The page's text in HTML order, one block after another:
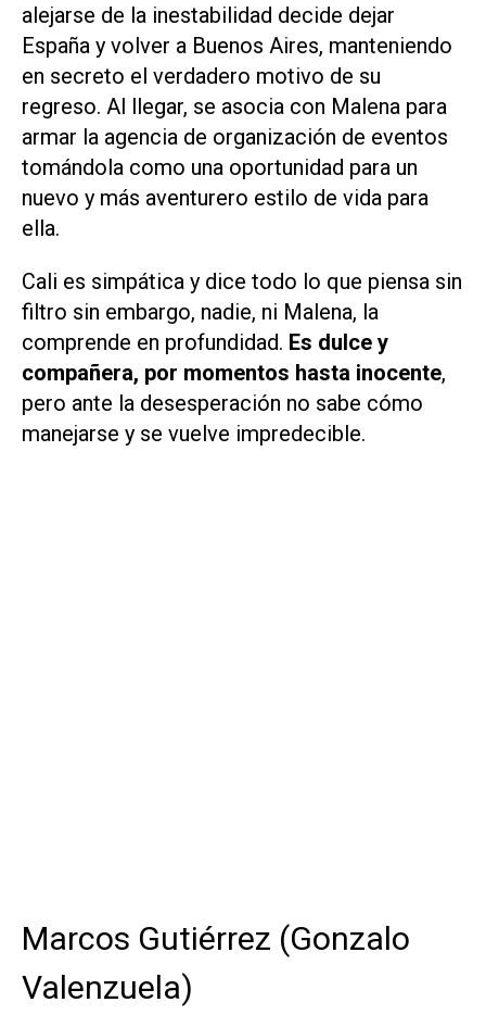
alejarse de la inestabilidad decide dejar
España y volver a Buenos Aires, manteniendo
en secreto el verdadero motivo de su
regreso. Al llegar, se asocia con Malena para
armar la agencia de organización de eventos
tomándola como una oportunidad para un
nuevo y más aventurero estilo de vida para
ella.
Cali es simpática y dice todo lo que piensa sin
filtro sin embargo, nadie, ni Malena, la
comprende en profundidad. Es dulce y
compañera, por momentos hasta inocente,
pero ante la desesperación no sabe cómo
manejarse y se vuelve impredecible.
Marcos Gutiérrez (Gonzalo
Valenzuela)